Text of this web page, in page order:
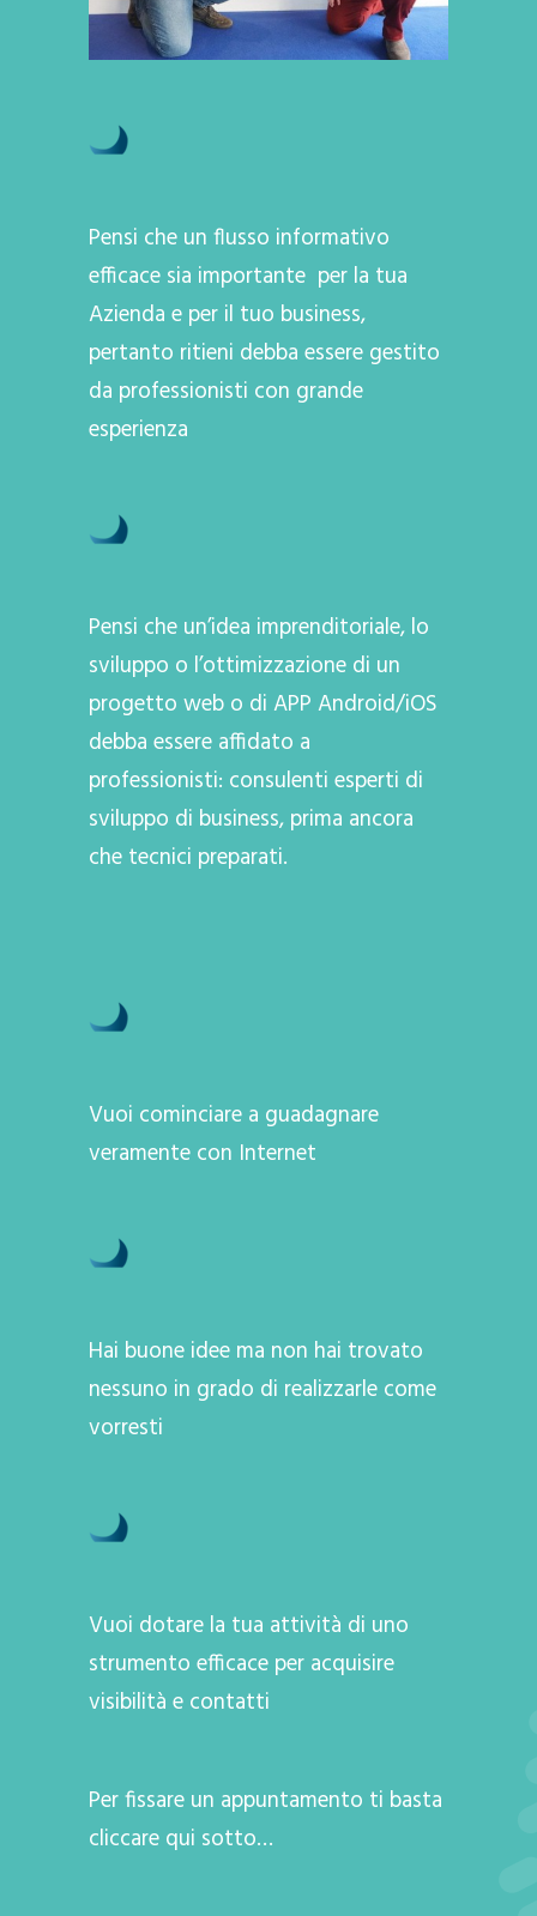
Pensi che un flusso informativo
efficace sia importante per la tua
Azienda e per il tuo business,
pertanto ritieni debba essere gestito
da professionisti con grande
esperienza
Pensi che un’idea imprenditoriale, lo
sviluppo o l’ottimizzazione di un
progetto web o di APP Android/iOS
debba essere affidato a
professionisti: consulenti esperti di
sviluppo di business, prima ancora
che tecnici preparati.
Vuoi cominciare a guadagnare
veramente con Internet
Hai buone idee ma non hai trovato
nessuno in grado di realizzarle come
vorresti
Vuoi dotare la tua attività di uno
strumento efficace per acquisire
visibilità e contatti
Per fissare un appuntamento ti basta
cliccare qui sotto…